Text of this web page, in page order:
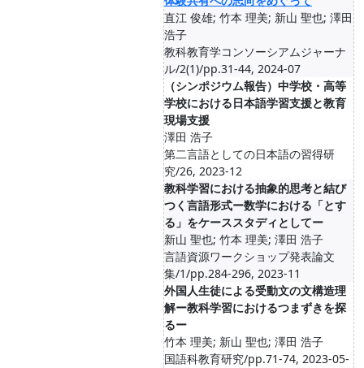
直江 俊雄; 竹本 理美; 新山 聖也; 澤田
浩子
教科教育学コンソーシアムジャーナ
ル/2(1)/pp.31-44, 2024-07
（シンポジウム報告）中学校・高等
学校における日本語学習支援と教育
現場支援
澤田 浩子
第二言語としての日本語の習得研
究/26, 2023-12
教科学習における抽象的思考と結び
つく言語形式ー数学における「とす
る」をケーススタディとしてー
新山 聖也; 竹本 理美; 澤田 浩子
言語資源ワークショップ発表論文
集/1/pp.284-296, 2023-11
外国人生徒による受動文の文構造理
解ー教科学習におけるつまずきを探
るー
竹本 理美; 新山 聖也; 澤田 浩子
国語科教育研究/pp.71-74, 2023-05-